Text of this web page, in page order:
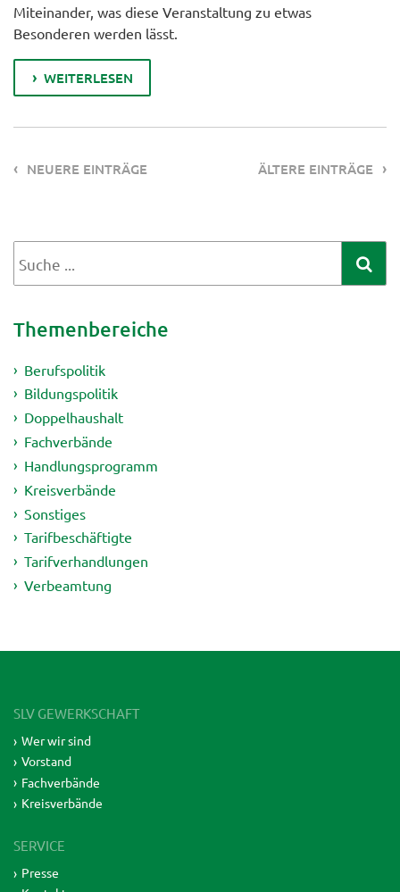
Miteinander, was diese Veranstaltung zu etwas
Besonderen werden lässt.
WEITERLESEN
NEUERE EINTRÄGE ÄLTERE EINTRÄGE
Themenbereiche
Berufspolitik
Bildungspolitik
Doppelhaushalt
Fachverbände
Handlungsprogramm
Kreisverbände
Sonstiges
Tarifbeschäftigte
Tarifverhandlungen
Verbeamtung
SLV GEWERKSCHAFT
Wer wir sind
Vorstand
Fachverbände
Kreisverbände
SERVICE
Presse